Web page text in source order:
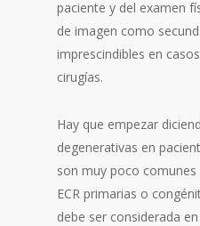
paciente y del examen
de imagen como
imprescindibles en
cirugías.
Hay que empezar
degenerativas en
son muy poco
ECR primarias o
debe ser considerada en